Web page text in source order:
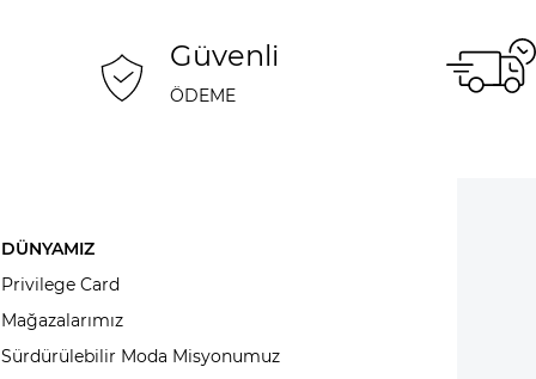
Güvenli
ÖDEME
DÜNYAMIZ
Privilege Card
Mağazalarımız
Sürdürülebilir Moda Misyonumuz